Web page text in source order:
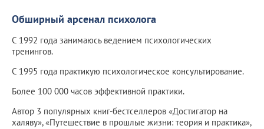
Обширный арсенал психолога
С 1992 года занимаюсь ведением психологических
тренингов.
С 1995 года практикую психологическое консультирование.
Более 100 000 часов эффективной практики.
Автор 3 популярных книг-бестселлеров «Достигатор на
халяву», «Путешествие в прошлые жизни: теория и практика»,